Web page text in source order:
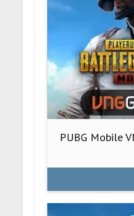
PUBG Mobile